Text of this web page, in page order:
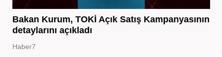
Bakan Kurum, TOKİ Açık Satış Kampanyasının
detaylarını açıkladı
Haber7